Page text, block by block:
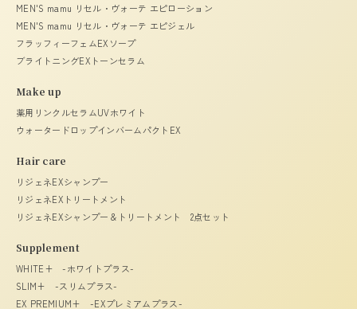
MEN'S mamu リセル・ヴォーテ エピローション
MEN'S mamu リセル・ヴォーテ エピジェル
フラッフィーフェムEXソープ
ブライトニングEXトーンセラム
Make up
薬用リンクルセラムUVホワイト
ウォータードロップインバームパクトEX
Hair care
リジェネEXシャンプー
リジェネEXトリートメント
リジェネEXシャンプー＆トリートメント 2点セット
Supplement
WHITE+ -ホワイトプラス-
SLIM+ -スリムプラス-
EX PREMIUM+ -EXプレミアムプラス-